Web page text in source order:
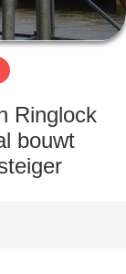
Ringlock
bouwt